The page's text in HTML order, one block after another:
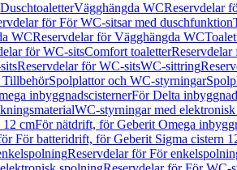
Vägghängda WCReservdelar
för För WC-sitsar med duschfunktion
WCReservdelar för Vägghängda WC
för WC-sitsComfort toaletter
Reservdelar för WC-sitsWC-sittring
TillbehörSpolplattor och WC-styrningar
inbyggnadscisternerFör Delta
WC-styrningar med
12 cmFör nätdrift, för Geberit Omega
För batteridrift, för Geberit Sigma cistern
Reservdelar för För